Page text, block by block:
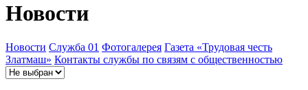
Новости
Новости Служба 01 Фотогалерея Газета «Трудовая честь
Златмаш» Контакты службы по связям с общественностью